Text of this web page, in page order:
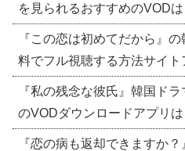
を見られるおすすめのVODは
『この恋は初めてだから』
料でフル視聴する方法サイト
『私の残念な彼氏』韓国ド
のVODダウンロードアプリは
『恋の病も返却できますか